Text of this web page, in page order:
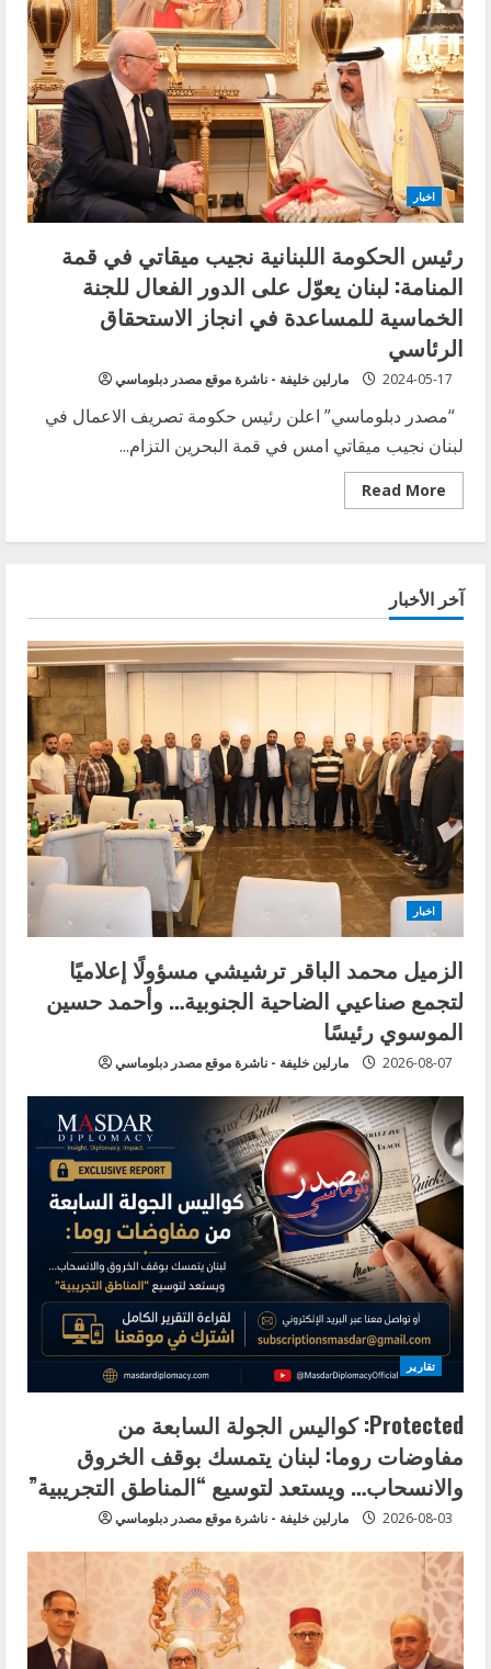
لبيان
قمة
البحرين
اخبار
رئيس الحكومة اللبنانية نجيب ميقاتي في قمة
المنامة: لبنان يعوّل على الدور الفعال للجنة
الخماسية للمساعدة في انجاز الاستحقاق
الرئاسي
مارلين خليفة - ناشرة موقع مصدر دبلوماسي 2024-05-17
“مصدر دبلوماسي” اعلن رئيس حكومة تصريف الاعمال في
لبنان نجيب ميقاتي امس في قمة البحرين التزام...
Read More
Read
more
المنامة:
لبنان
يعوّل
الفعال
للجنة
الخماسية
للمساعدة
في
انجاز
الاستحقاق
الرئاسي
آخر الأخبار
اخبار
الزميل محمد الباقر ترشيشي مسؤولًا إعلاميًا
لتجمع صناعيي الضاحية الجنوبية… وأحمد حسين
الموسوي رئيسًا
مارلين خليفة - ناشرة موقع مصدر دبلوماسي 2026-08-07
تقارير
Protected: كواليس الجولة السابعة من
مفاوضات روما: لبنان يتمسك بوقف الخروق
والانسحاب… ويستعد لتوسيع “المناطق التجريبية”
مارلين خليفة - ناشرة موقع مصدر دبلوماسي 2026-08-03